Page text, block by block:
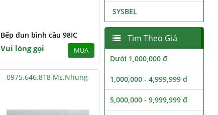
Bếp đun bình cầu 98IC
Vui lòng gọi MUA
0975.646.818 Ms.Nhung
SYSBEL
Tìm Theo Giá
Dưới 1,000,000 đ
1,000,000 - 4,999,999 đ
5,000,000 - 9,999,999 đ